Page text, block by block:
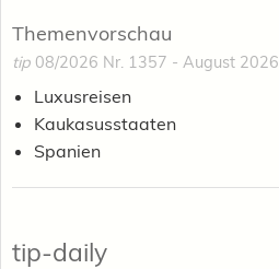
Themenvorschau
tip 08/2026 Nr. 1357 - August 2026
Luxusreisen
Kaukasusstaaten
Spanien
tip-daily